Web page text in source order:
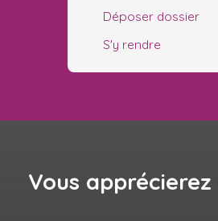
Déposer dossier
S'y rendre
Vous apprécierez